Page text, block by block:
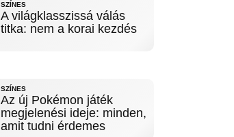
SZÍNES
A világklasszissá válás
titka: nem a korai kezdés
SZÍNES
Az új Pokémon játék
megjelenési ideje: minden,
amit tudni érdemes